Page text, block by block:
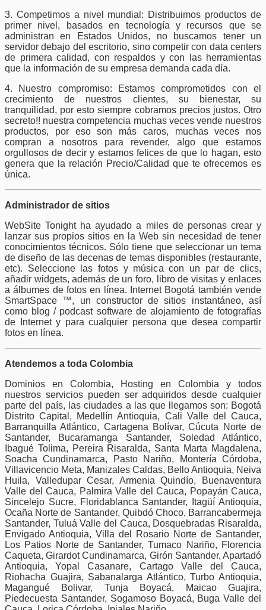
3. Competimos a nivel mundial: Distribuimos productos de
primer nivel, basados en tecnología y recursos que se
administran en Estados Unidos, no buscamos tener un
servidor debajo del escritorio, sino competir con data centers
de primera calidad, con respaldos y con las herramientas
que la información de su empresa demanda cada día.
4. Nuestro compromiso: Estamos comprometidos con el
crecimiento de nuestros clientes, su bienestar, su
tranquilidad, por esto siempre cobramos precios justos. Otro
secreto!! nuestra competencia muchas veces vende nuestros
productos, por eso son más caros, muchas veces nos
compran a nosotros para revender, algo que estamos
orgullosos de decir y estamos felices de que lo hagan, esto
genera que la relación Precio/Calidad que te ofrecemos es
única.
Administrador de sitios
WebSite Tonight ha ayudado a miles de personas crear y
lanzar sus propios sitios en la Web sin necesidad de tener
conocimientos técnicos. Sólo tiene que seleccionar un tema
de diseño de las decenas de temas disponibles (restaurante,
etc). Seleccione las fotos y música con un par de clics,
añadir widgets, además de un foro, libro de visitas y enlaces
a álbumes de fotos en línea. Internet Bogotá también vende
SmartSpace ™, un constructor de sitios instantáneo, así
como blog / podcast software de alojamiento de fotografías
de Internet y para cualquier persona que desea compartir
fotos en línea.
Atendemos a toda Colombia
Dominios en Colombia, Hosting en Colombia y todos
nuestros servicios pueden ser adquiridos desde cualquier
parte del país, las ciudades a las que llegamos son: Bogotá
Distrito Capital, Medellín Antioquia, Cali Valle del Cauca,
Barranquilla Atlántico, Cartagena Bolívar, Cúcuta Norte de
Santander, Bucaramanga Santander, Soledad Atlántico,
Ibagué Tolima, Pereira Risaralda, Santa Marta Magdalena,
Soacha Cundinamarca, Pasto Nariño, Montería Córdoba,
Villavicencio Meta, Manizales Caldas, Bello Antioquia, Neiva
Huila, Valledupar Cesar, Armenia Quindío, Buenaventura
Valle del Cauca, Palmira Valle del Cauca, Popayán Cauca,
Sincelejo Sucre, Floridablanca Santander, Itagüí Antioquia,
Ocaña Norte de Santander, Quibdó Choco, Barrancabermeja
Santander, Tuluá Valle del Cauca, Dosquebradas Risaralda,
Envigado Antioquia, Villa del Rosario Norte de Santander,
Los Patios Norte de Santander, Tumaco Nariño, Florencia
Caqueta, Girardot Cundinamarca, Girón Santander, Apartadó
Antioquia, Yopal Casanare, Cartago Valle del Cauca,
Riohacha Guajira, Sabanalarga Atlántico, Turbo Antioquia,
Magangué Bolivar, Tunja Boyacá, Maicao Guajira,
Piedecuesta Santander, Sogamoso Boyacá, Buga Valle del